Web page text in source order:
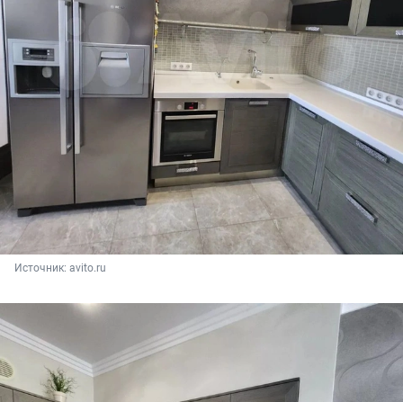
Источник: avito.ru